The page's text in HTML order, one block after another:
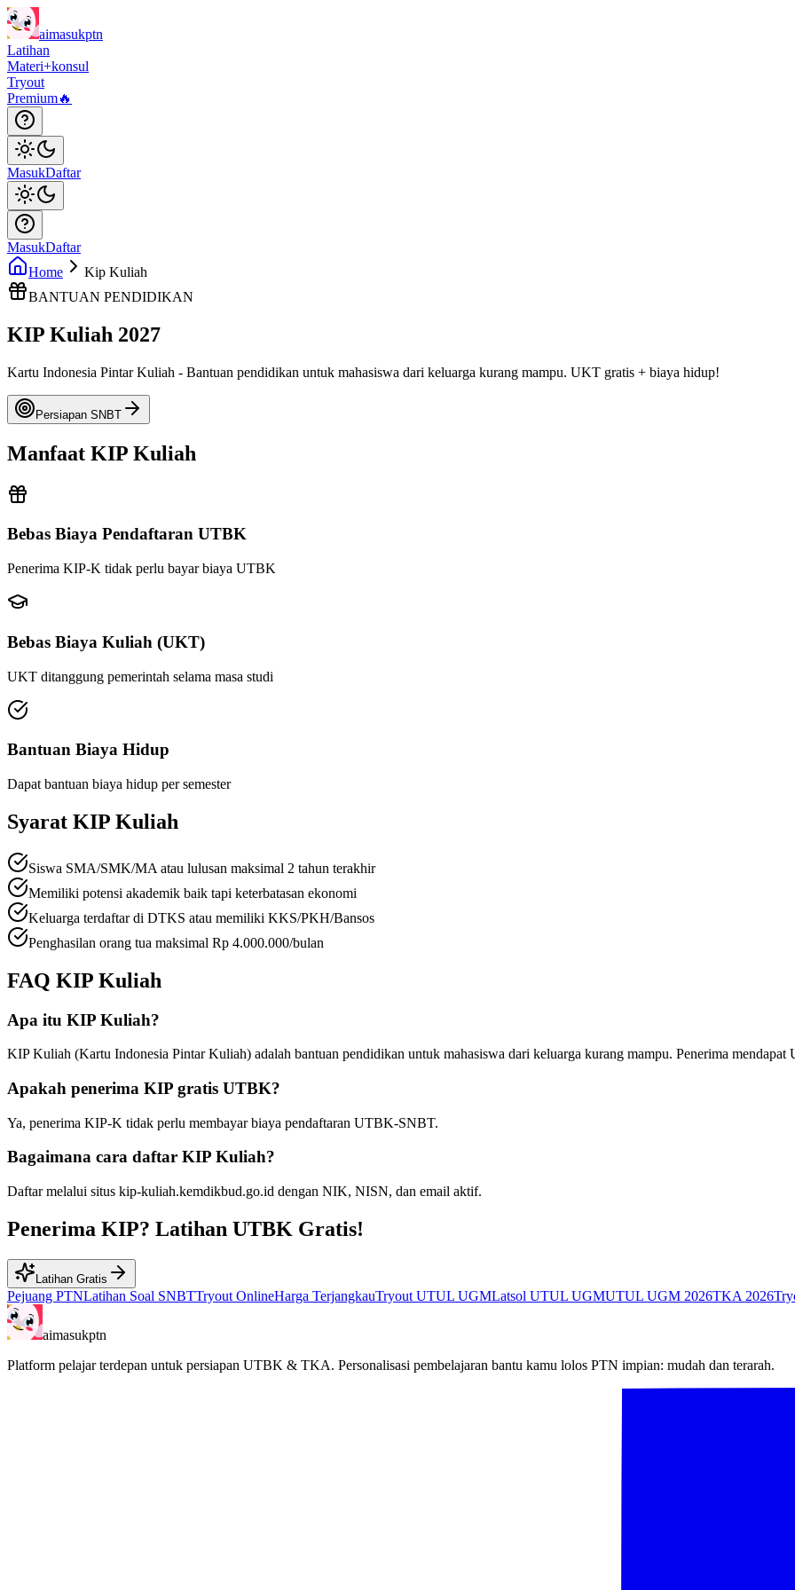
aimasukptn
Latihan
Materi+konsul
Tryout
Premium🔥
MasukDaftar
MasukDaftar
Home
Kip Kuliah
BANTUAN PENDIDIKAN
KIP Kuliah 2027
Kartu Indonesia Pintar Kuliah - Bantuan pendidikan untuk mahasiswa dari keluarga kurang mampu. UKT gratis + biaya hidup!
Persiapan SNBT
Manfaat KIP Kuliah
Bebas Biaya Pendaftaran UTBK
Penerima KIP-K tidak perlu bayar biaya UTBK
Bebas Biaya Kuliah (UKT)
UKT ditanggung pemerintah selama masa studi
Bantuan Biaya Hidup
Dapat bantuan biaya hidup per semester
Syarat KIP Kuliah
Siswa SMA/SMK/MA atau lulusan maksimal 2 tahun terakhir
Memiliki potensi akademik baik tapi keterbatasan ekonomi
Keluarga terdaftar di DTKS atau memiliki KKS/PKH/Bansos
Penghasilan orang tua maksimal Rp 4.000.000/bulan
FAQ KIP Kuliah
Apa itu KIP Kuliah?
KIP Kuliah (Kartu Indonesia Pintar Kuliah) adalah bantuan pendidikan untuk mahasiswa dari keluarga kurang mampu. Penerima
Apakah penerima KIP gratis UTBK?
Ya, penerima KIP-K tidak perlu membayar biaya pendaftaran UTBK-SNBT.
Bagaimana cara daftar KIP Kuliah?
Daftar melalui situs kip-kuliah.kemdikbud.go.id dengan NIK, NISN, dan email aktif.
Penerima KIP? Latihan UTBK Gratis!
Latihan Gratis
Pejuang PTNLatihan Soal SNBTTryout OnlineHarga TerjangkauTryout UTUL UGMLatsol UTUL UGMUTUL UGM 2026TKA 2026
aimasukptn
Platform pelajar terdepan untuk persiapan UTBK & TKA. Personalisasi pembelajaran bantu kamu lolos PTN impian: mudah dan terarah.